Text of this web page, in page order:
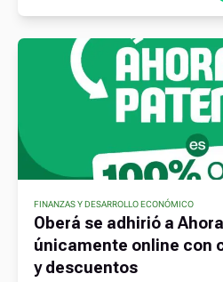
FINANZAS Y DESARROLLO ECONÓMICO
Oberá se adhirió a
únicamente online con
y descuentos